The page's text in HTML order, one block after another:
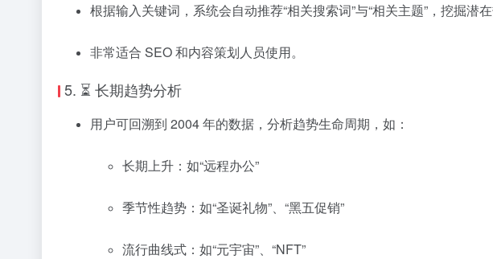
根据输入关键词，系统会自动推荐“相关搜索词”与“相关主题”，挖掘潜在
非常适合 SEO 和内容策划人员使用。
5. ⏳ 长期趋势分析
用户可回溯到 2004 年的数据，分析趋势生命周期，如：
长期上升：如“远程办公”
季节性趋势：如“圣诞礼物”、“黑五促销”
流行曲线式：如“元宇宙”、“NFT”